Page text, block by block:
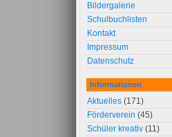
Bildergalerie
Schulbuchlisten
Kontakt
Impressum
Datenschutz
Informationen
Aktuelles (171)
Förderverein (45)
Schüler kreativ (11)